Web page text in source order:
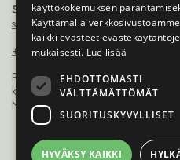
Sámiráđđi
saamicouncil@saamicouncil.net
+47 950 25 926
Postboks 162 9735
kárášjohka / karasjok
Norge
käyttökokemuksen
Käyttämällä
kaikki evästeet
mukaisesti. Lue lisää
EHDOTTOMASTI
VÄLTTÄMÄTTÖMÄT
SUORITUSKYVYLLISET
HYVÄKSY KAIKKI